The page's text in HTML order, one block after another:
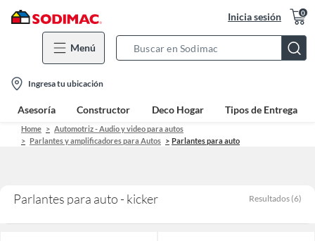
Inicia sesión 0
Menú
Bar
location-
icon
Ingresa tu ubicación
Asesoría Constructor Deco Hogar Tipos de Entrega
Home
Automotriz - Audio y video para autos
Parlantes y amplificadores para Autos
Parlantes para auto
Parlantes para auto - kicker Resultados (6)